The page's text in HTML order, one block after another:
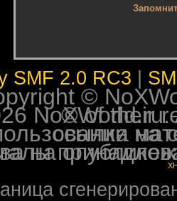
SMF 2.0 RC3
©
© 2009-2026 NoXWorld.ru. All
При использовании
на форуме